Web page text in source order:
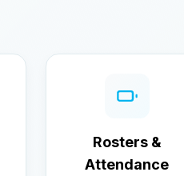
Rosters &
Attendance